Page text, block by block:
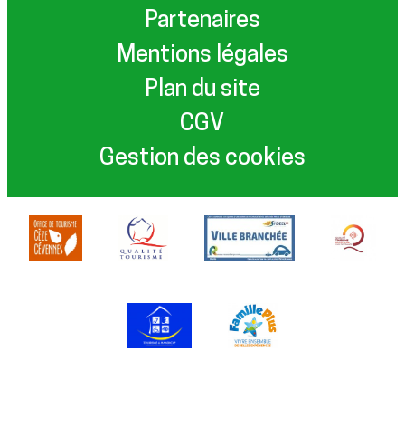
Partenaires
Mentions légales
Plan du site
CGV
Gestion des cookies